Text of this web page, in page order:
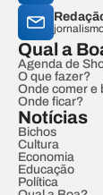
Qual a
Agenda de
O que fazer?
Onde comer e
Onde ficar?
Notícias
Bichos
Cultura
Economia
Educação
Política